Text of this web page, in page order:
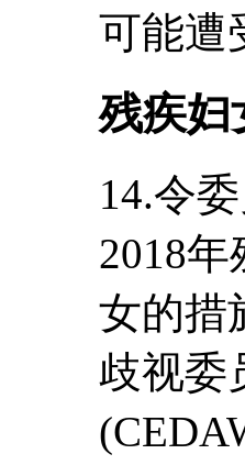
可能遭
残疾妇
14.令
2018
女的措
歧视委